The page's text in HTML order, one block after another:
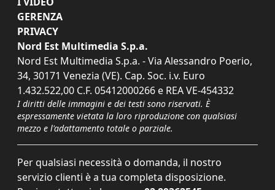
GERENZA
PRIVACY
Nord Est Multimedia S.p.a.
Nord Est Multimedia S.p.a. - Via Alessandro Poerio,
34, 30171 Venezia (VE). Cap. Soc. i.v. Euro
1.432.522,00 C.F. 05412000266 e REA VE-454332
I diritti delle immagini e dei testi sono riservati. È
espressamente vietata la loro riproduzione con qualsiasi
mezzo e l'adattamento totale o parziale.
Per qualsiasi necessità o domanda, il nostro
servizio clienti è a tua completa disposizione.